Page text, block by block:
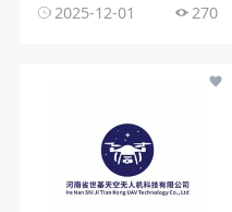
2025-12-01 270